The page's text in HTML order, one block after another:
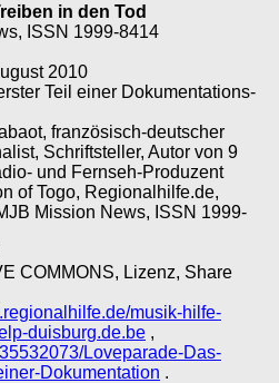
in den Tod
ISSN 1999-8414
2010
Teil einer Dokumentations-
französisch-deutscher
Schriftsteller, Autor von 9
und Fernseh-Produzent
of Togo, Regionalhilfe.de,
Mission News, ISSN 1999-
COMMONS, Lizenz, Share
musik-hilfe-
duisburg.de.be ,
Loveparade-Das-
Dokumentation .